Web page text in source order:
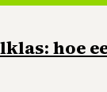
hoe